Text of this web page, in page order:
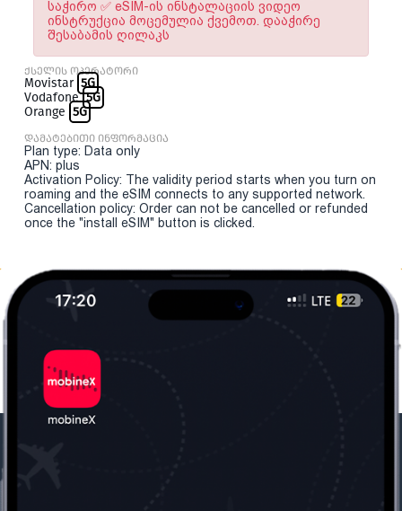
საჭირო ✅ eSIM-ის ინსტალაციის ვიდეო
ინსტრუქცია მოცემულია ქვემოთ. დააჭირე
შესაბამის ღილაკს
ქსელის ოპერატორი
Movistar 5G
Vodafone 5G
Orange 5G
დამატებითი ინფორმაცია
Plan type: Data only
APN: plus
Activation Policy: The validity period starts when you turn on
roaming and the eSIM connects to any supported network.
Cancellation policy: Order can not be cancelled or refunded
once the "install eSIM" button is clicked.